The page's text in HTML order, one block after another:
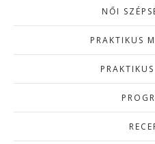
NŐI
PRAKTIKUS